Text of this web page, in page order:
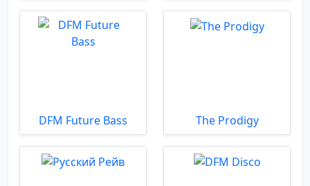
DFM Future Bass The Prodigy